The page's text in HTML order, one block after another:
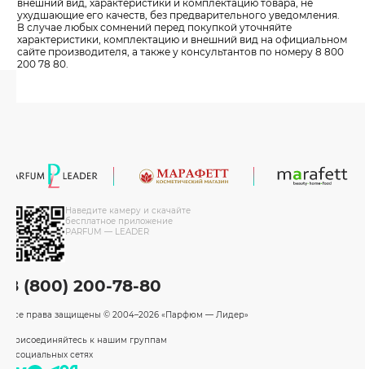
внешний вид, характеристики и комплектацию товара, не
ухудшающие его качеств, без предварительного уведомления.
В случае любых сомнений перед покупкой уточняйте
характеристики, комплектацию и внешний вид на официальном
сайте производителя, а также у консультантов по номеру 8 800
200 78 80.
Наведите камеру и скачайте
бесплатное приложение
PARFUM — LEADER
8 (800) 200-78-80
Все права защищены © 2004–2026 «Парфюм — Лидер»
Присоединяйтесь к нашим группам
в социальных сетях